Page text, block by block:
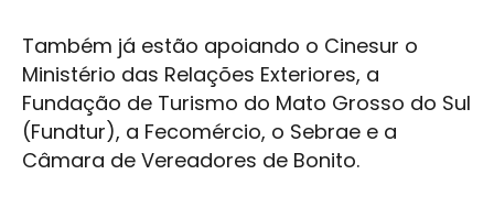
Também já estão apoiando o Cinesur o
Ministério das Relações Exteriores, a
Fundação de Turismo do Mato Grosso do Sul
(Fundtur), a Fecomércio, o Sebrae e a
Câmara de Vereadores de Bonito.